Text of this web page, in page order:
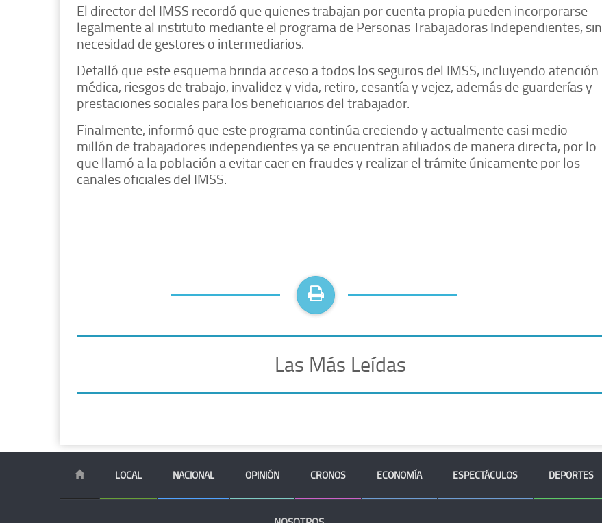
El director del IMSS recordó que quienes trabajan por cuenta propia pueden incorporarse
legalmente al instituto mediante el programa de Personas Trabajadoras Independientes, sin
necesidad de gestores o intermediarios.
Detalló que este esquema brinda acceso a todos los seguros del IMSS, incluyendo atención
médica, riesgos de trabajo, invalidez y vida, retiro, cesantía y vejez, además de guarderías y
prestaciones sociales para los beneficiarios del trabajador.
Finalmente, informó que este programa continúa creciendo y actualmente casi medio
millón de trabajadores independientes ya se encuentran afiliados de manera directa, por lo
que llamó a la población a evitar caer en fraudes y realizar el trámite únicamente por los
canales oficiales del IMSS.
Las Más Leídas
LOCAL NACIONAL OPINIÓN CRONOS ECONOMÍA ESPECTÁCULOS DEPORTES